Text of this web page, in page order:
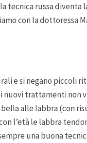
tecnica russa diventa
con la dottoressa
e si negano piccoli
trattamenti non
alle labbra (con
l’età le labbra
una buona